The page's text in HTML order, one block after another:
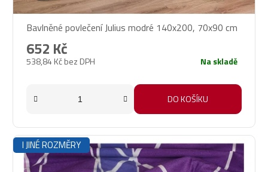
Bavlněné povlečení Julius modré 140x200, 70x90 cm
538,84 Kč bez DPH
652 Kč
Na skladě
DO KOŠÍKU
I JINÉ ROZMĚRY